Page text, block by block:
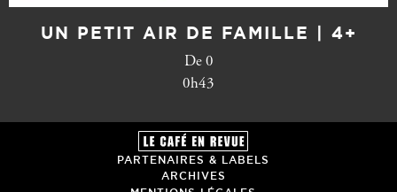
UN PETIT AIR DE FAMILLE | 4+
De 0
0h43
PARTENAIRES & LABELS
ARCHIVES